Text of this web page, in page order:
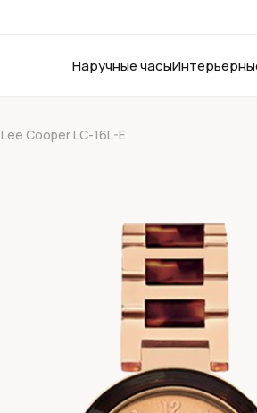
Наручные часы
Lee Cooper LC-16L-E